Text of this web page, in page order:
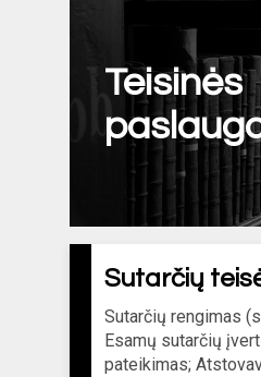
Teisinės
Sutarčių
Sutarčių rengimas
Esamų sutarčių
pateikimas;